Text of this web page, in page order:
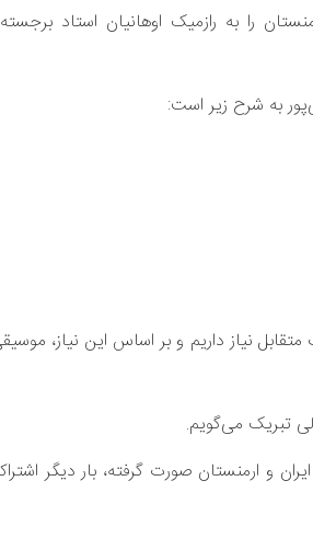
را به رازمیک اوهانیان استاد
به شرح زیر است:
نیاز داریم و بر اساس این نیاز،
تبریک می‌گویم.
ارمنستان صورت گرفته، بار دیگر